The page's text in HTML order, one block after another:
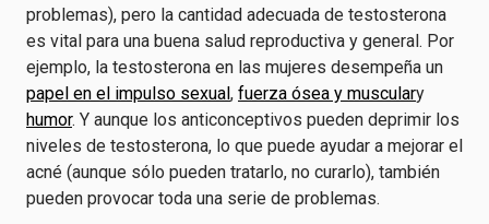
problemas), pero la cantidad adecuada de testosterona
es vital para una buena salud reproductiva y general. Por
ejemplo, la testosterona en las mujeres desempeña un
papel en el impulso sexual, fuerza ósea y musculary
humor. Y aunque los anticonceptivos pueden deprimir los
niveles de testosterona, lo que puede ayudar a mejorar el
acné (aunque sólo pueden tratarlo, no curarlo), también
pueden provocar toda una serie de problemas.